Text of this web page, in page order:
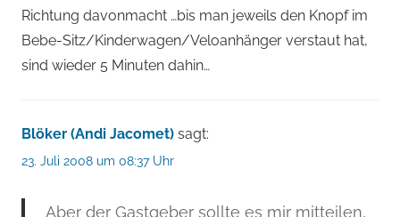
Richtung davonmacht …bis man jeweils den Knopf im
Bebe-Sitz/Kinderwagen/Veloanhänger verstaut hat,
sind wieder 5 Minuten dahin…
Blöker (Andi Jacomet) sagt:
23. Juli 2008 um 08:37 Uhr
Aber der Gastgeber sollte es mir mitteilen,